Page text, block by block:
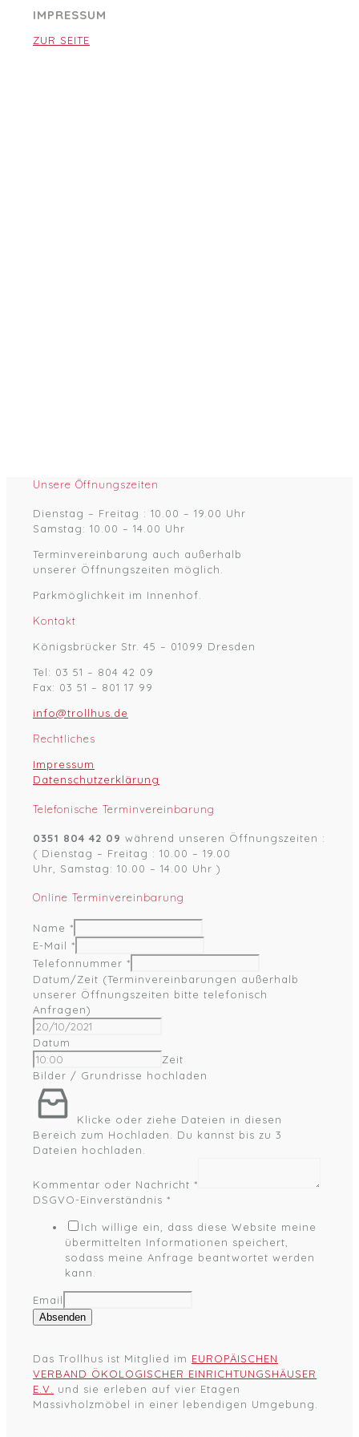
IMPRESSUM
ZUR SEITE
Unsere Öffnungszeiten
Dienstag – Freitag : 10.00 – 19.00 Uhr
Samstag: 10.00 – 14.00 Uhr
Terminvereinbarung auch außerhalb
unserer Öffnungszeiten möglich.
Parkmöglichkeit im Innenhof.
Kontakt
Königsbrücker Str. 45 – 01099 Dresden
Tel: 03 51 – 804 42 09
Fax: 03 51 – 801 17 99
info@trollhus.de
Rechtliches
Impressum
Datenschutzerklärung
Telefonische Terminvereinbarung
0351 804 42 09 während unseren Öffnungszeiten :
( Dienstag – Freitag : 10.00 – 19.00
Uhr, Samstag: 10.00 – 14.00 Uhr )
Online Terminvereinbarung
Name *
E-Mail *
Telefonnummer *
Datum/Zeit (Terminvereinbarungen außerhalb
unserer Öffnungszeiten bitte telefonisch
Anfragen)
Datum
Zeit
Bilder / Grundrisse hochladen
Klicke oder ziehe Dateien in diesen
Bereich zum Hochladen. Du kannst bis zu 3
Dateien hochladen.
Kommentar oder Nachricht *
DSGVO-Einverständnis *
Ich willige ein, dass diese Website meine
übermittelten Informationen speichert,
sodass meine Anfrage beantwortet werden
kann.
Email
Absenden
Das Trollhus ist Mitglied im EUROPÄISCHEN
VERBAND ÖKOLOGISCHER EINRICHTUNGSHÄUSER
E.V. und sie erleben auf vier Etagen
Massivholzmöbel in einer lebendigen Umgebung.